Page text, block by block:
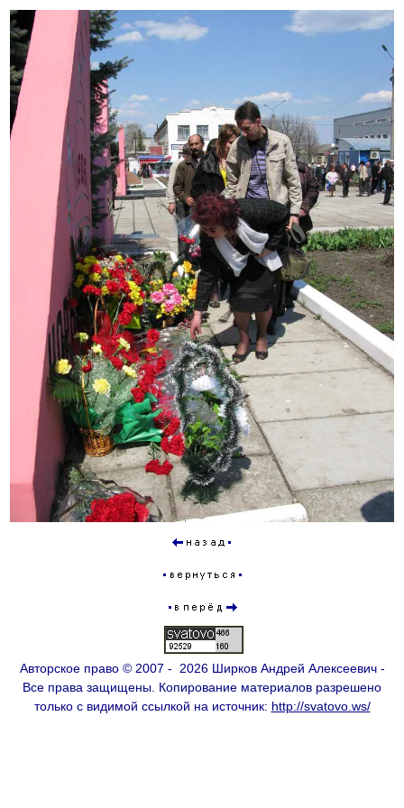
Авторское право © 2007 - 2026 Ширков Андрей Алексеевич -
Все права защищены. Копирование материалов разрешено
только с видимой ссылкой на источник: http://svatovo.ws/